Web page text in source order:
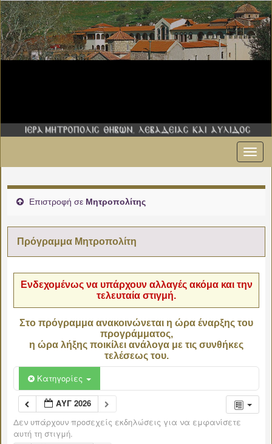
Επιστροφή σε Μητροπολίτης
Πρόγραμμα Μητροπολίτη
Ενδεχομένως να υπάρχουν αλλαγές ακόμα και την
τελευταία στιγμή.
Στο πρόγραμμα ανακοινώνεται η ώρα έναρξης του
προγράμματος,
η ώρα λήξης ποικίλει ανάλογα με τις συνθήκες
τελέσεως του.
Κατηγορίες
ΑΥΓ 2026
Δεν υπάρχουν προσεχείς εκδηλώσεις για να εμφανίσετε
αυτή τη στιγμή.